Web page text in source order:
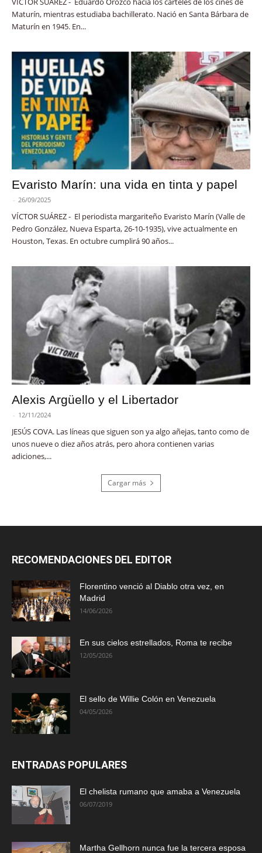
Maturín, mientras estudiaba bachillerato. Nació en Santa Bárbara de
Maturín en 1945. En...
Evaristo Marín: una vida en tinta y papel
- 26/09/2025
VÍCTOR SUÁREZ - El periodista margariteño Evaristo Marín (Valle de
Pedro González, Nueva Esparta, 26-10-1935), vive actualmente en
Houston, Texas. En octubre cumplirá 90 años...
Alexis Argüello y el Libertador
- 12/11/2024
JESÚS COVA. Las líneas que siguen son ya algo añejas, tanto como de
unos nueve o diez años atrás, pero ahora contienen varias
adiciones,...
Cargar más
RECOMENDACIONES DEL EDITOR
Florentino venció al Diablo otra vez, en
Madrid
14/06/2026
En sus cielos estrellados, Roma te recibe
12/05/2026
El sello de Willie Colón en Venezuela
04/05/2026
ENTRADAS POPULARES
El chelista rumano que amaba a Venezuela
06/07/2019
Martha Gellhorn nunca fue la tercera esposa